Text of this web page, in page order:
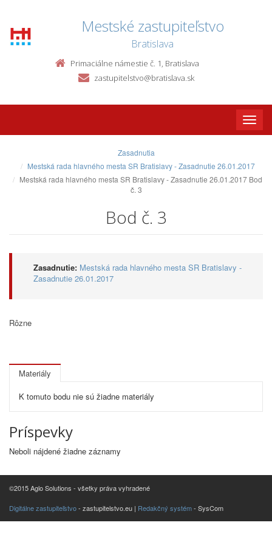
Mestské zastupiteľstvo
Bratislava
Primaciálne námestie č. 1, Bratislava
zastupitelstvo@bratislava.sk
Toggle
Zasadnutia
Mestská rada hlavného mesta SR Bratislavy - Zasadnutie 26.01.2017
Mestská rada hlavného mesta SR Bratislavy - Zasadnutie 26.01.2017 Bod
č. 3
Bod č. 3
Zasadnutie: Mestská rada hlavného mesta SR Bratislavy -
Zasadnutie 26.01.2017
Rôzne
Materiály
K tomuto bodu nie sú žiadne materiály
Príspevky
Neboli nájdené žiadne záznamy
©2015 Aglo Solutions - všetky práva vyhradené
Digitálne zastupiteľstvo- zastupitelstvo.eu | Redakčný systém- SysCom